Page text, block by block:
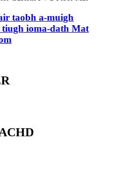
taobh a-muigh
tiugh ioma-dath Mat